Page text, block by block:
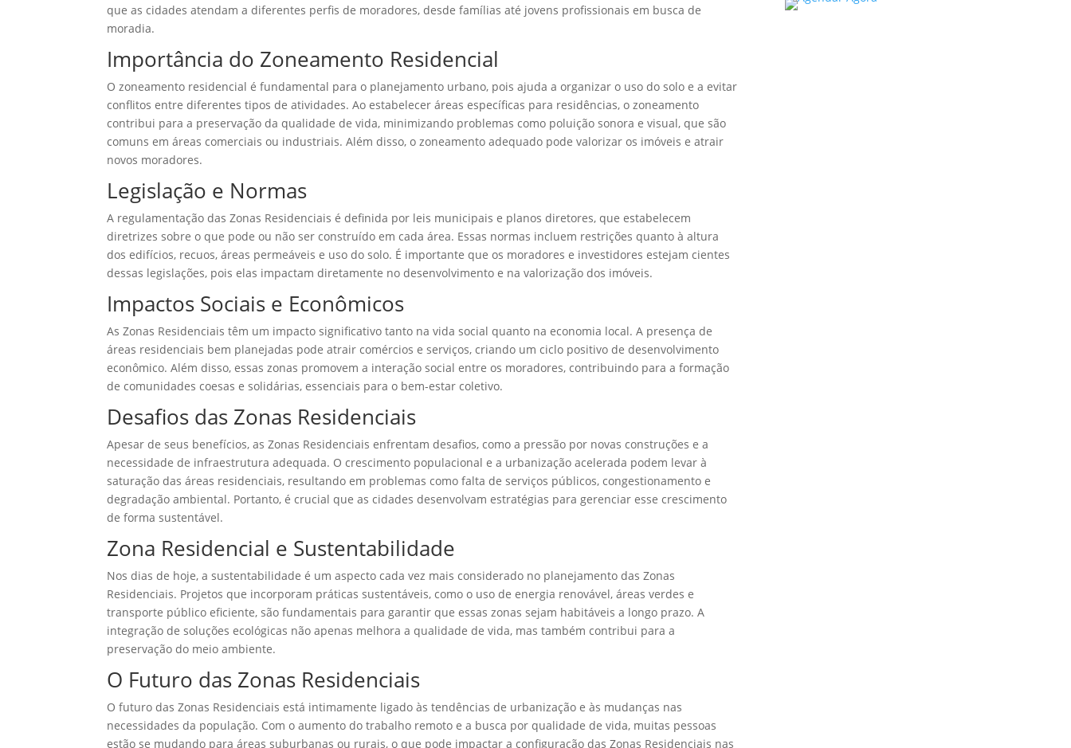
que as cidades atendam a diferentes perfis de moradores, desde famílias até jovens profissionais em busca de
moradia.
Importância do Zoneamento Residencial
O zoneamento residencial é fundamental para o planejamento urbano, pois ajuda a organizar o uso do solo e a evitar
conflitos entre diferentes tipos de atividades. Ao estabelecer áreas específicas para residências, o zoneamento
contribui para a preservação da qualidade de vida, minimizando problemas como poluição sonora e visual, que são
comuns em áreas comerciais ou industriais. Além disso, o zoneamento adequado pode valorizar os imóveis e atrair
novos moradores.
Legislação e Normas
A regulamentação das Zonas Residenciais é definida por leis municipais e planos diretores, que estabelecem
diretrizes sobre o que pode ou não ser construído em cada área. Essas normas incluem restrições quanto à altura
dos edifícios, recuos, áreas permeáveis e uso do solo. É importante que os moradores e investidores estejam cientes
dessas legislações, pois elas impactam diretamente no desenvolvimento e na valorização dos imóveis.
Impactos Sociais e Econômicos
As Zonas Residenciais têm um impacto significativo tanto na vida social quanto na economia local. A presença de
áreas residenciais bem planejadas pode atrair comércios e serviços, criando um ciclo positivo de desenvolvimento
econômico. Além disso, essas zonas promovem a interação social entre os moradores, contribuindo para a formação
de comunidades coesas e solidárias, essenciais para o bem-estar coletivo.
Desafios das Zonas Residenciais
Apesar de seus benefícios, as Zonas Residenciais enfrentam desafios, como a pressão por novas construções e a
necessidade de infraestrutura adequada. O crescimento populacional e a urbanização acelerada podem levar à
saturação das áreas residenciais, resultando em problemas como falta de serviços públicos, congestionamento e
degradação ambiental. Portanto, é crucial que as cidades desenvolvam estratégias para gerenciar esse crescimento
de forma sustentável.
Zona Residencial e Sustentabilidade
Nos dias de hoje, a sustentabilidade é um aspecto cada vez mais considerado no planejamento das Zonas
Residenciais. Projetos que incorporam práticas sustentáveis, como o uso de energia renovável, áreas verdes e
transporte público eficiente, são fundamentais para garantir que essas zonas sejam habitáveis a longo prazo. A
integração de soluções ecológicas não apenas melhora a qualidade de vida, mas também contribui para a
preservação do meio ambiente.
O Futuro das Zonas Residenciais
O futuro das Zonas Residenciais está intimamente ligado às tendências de urbanização e às mudanças nas
necessidades da população. Com o aumento do trabalho remoto e a busca por qualidade de vida, muitas pessoas
estão se mudando para áreas suburbanas ou rurais, o que pode impactar a configuração das Zonas Residenciais nas